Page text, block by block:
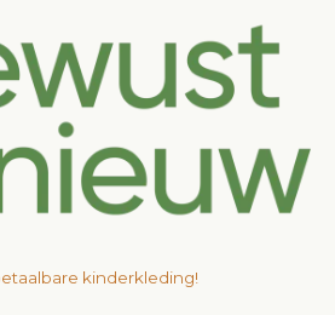
kinderkleding!